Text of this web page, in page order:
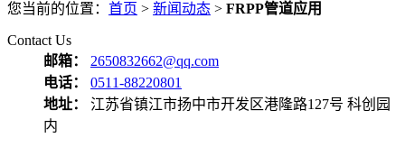
您当前的位置： 首页 > 新闻动态 > FRPP管道应用
Contact Us
邮箱：
2650832662@qq.com
电话：
0511-88220801
地址：
江苏省镇江市扬中市开发区港隆路127号 科创园
内